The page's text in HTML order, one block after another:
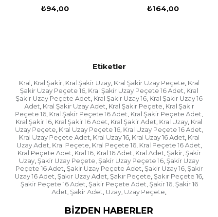
₺94,00 ₺164,00
Etiketler
Kral, Kral Şakir, Kral Şakir Uzay, Kral Şakir Uzay Peçete, Kral
Şakir Uzay Peçete 16, Kral Şakir Uzay Peçete 16 Adet, Kral
Şakir Uzay Peçete Adet, Kral Şakir Uzay 16, Kral Şakir Uzay 16
Adet, Kral Şakir Uzay Adet, Kral Şakir Peçete, Kral Şakir
Peçete 16, Kral Şakir Peçete 16 Adet, Kral Şakir Peçete Adet,
Kral Şakir 16, Kral Şakir 16 Adet, Kral Şakir Adet, Kral Uzay, Kral
Uzay Peçete, Kral Uzay Peçete 16, Kral Uzay Peçete 16 Adet,
Kral Uzay Peçete Adet, Kral Uzay 16, Kral Uzay 16 Adet, Kral
Uzay Adet, Kral Peçete, Kral Peçete 16, Kral Peçete 16 Adet,
Kral Peçete Adet, Kral 16, Kral 16 Adet, Kral Adet, Şakir, Şakir
Uzay, Şakir Uzay Peçete, Şakir Uzay Peçete 16, Şakir Uzay
Peçete 16 Adet, Şakir Uzay Peçete Adet, Şakir Uzay 16, Şakir
Uzay 16 Adet, Şakir Uzay Adet, Şakir Peçete, Şakir Peçete 16,
Şakir Peçete 16 Adet, Şakir Peçete Adet, Şakir 16, Şakir 16
Adet, Şakir Adet, Uzay, Uzay Peçete,
BIZDEN HABERLER